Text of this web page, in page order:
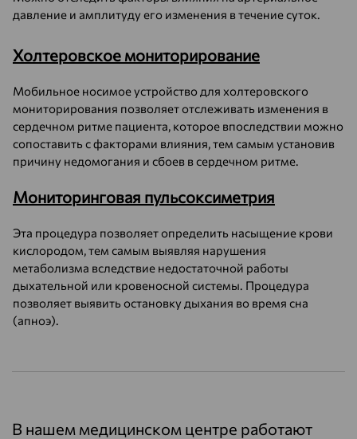
давление и амплитуду его изменения в течение суток.
Холтеровское мониторирование
Мобильное носимое устройство для холтеровского
мониторирования позволяет отслеживать изменения в
сердечном ритме пациента, которое впоследствии можно
сопоставить с факторами влияния, тем самым установив
причину недомогания и сбоев в сердечном ритме.
Мониторинговая пульсоксиметрия
Эта процедура позволяет определить насыщение крови
кислородом, тем самым выявляя нарушения
метаболизма вследствие недостаточной работы
дыхательной или кровеносной системы. Процедура
позволяет выявить остановку дыхания во время сна
(апноэ).
В нашем медицинском центре работают